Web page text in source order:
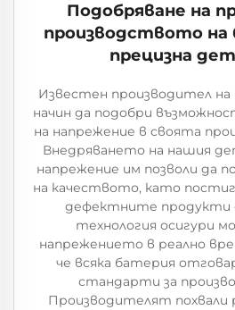
Подобряване на
производството на
прецизна
Известен производител
начин да подобри
на напрежение в своята
Внедряването на нашия
напрежение им позволи да
на качеството, като
дефектните продукти
технология осигури
напрежението в реално
че всяка батерия
стандарти за
Производителят похвали